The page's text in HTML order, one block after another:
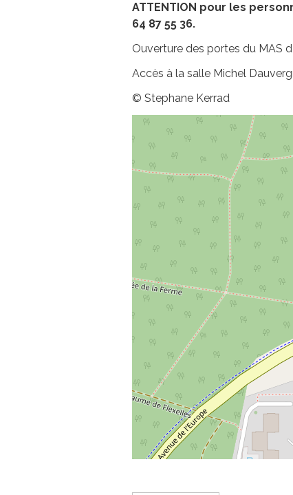
ATTENTION pour les
64 87 55 36.
Ouverture des portes du MAS
Accès à la salle Michel
© Stephane Kerrad